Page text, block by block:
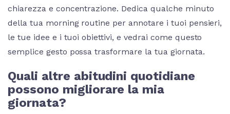
chiarezza e concentrazione. Dedica qualche minuto
della tua morning routine per annotare i tuoi pensieri,
le tue idee e i tuoi obiettivi, e vedrai come questo
semplice gesto possa trasformare la tua giornata.
Quali altre abitudini quotidiane
possono migliorare la mia
giornata?